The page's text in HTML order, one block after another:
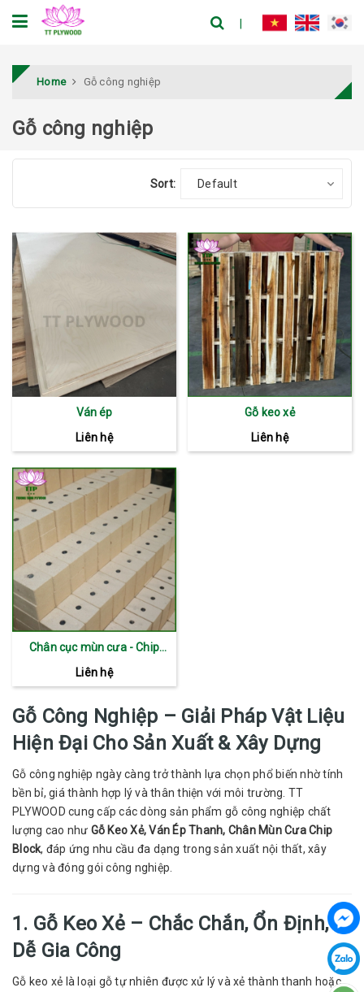
Home Gỗ công nghiệp
Gỗ công nghiệp
Sort: Default
Ván ép
Liên hệ
Gỗ keo xẻ
Liên hệ
Chân cục mùn cưa - Chip
Block
Liên hệ
Gỗ Công Nghiệp – Giải Pháp Vật Liệu
Hiện Đại Cho Sản Xuất & Xây Dựng
Gỗ công nghiệp ngày càng trở thành lựa chọn phổ biến nhờ tính
bền bỉ, giá thành hợp lý và thân thiện với môi trường. TT
PLYWOOD cung cấp các dòng sản phẩm gỗ công nghiệp chất
lượng cao như Gỗ Keo Xẻ, Ván Ép Thanh, Chân Mùn Cưa Chip
Block, đáp ứng nhu cầu đa dạng trong sản xuất nội thất, xây
dựng và đóng gói công nghiệp.
1. Gỗ Keo Xẻ – Chắc Chắn, Ổn Định,
Dễ Gia Công
Gỗ keo xẻ là loại gỗ tự nhiên được xử lý và xẻ thành thanh hoặc